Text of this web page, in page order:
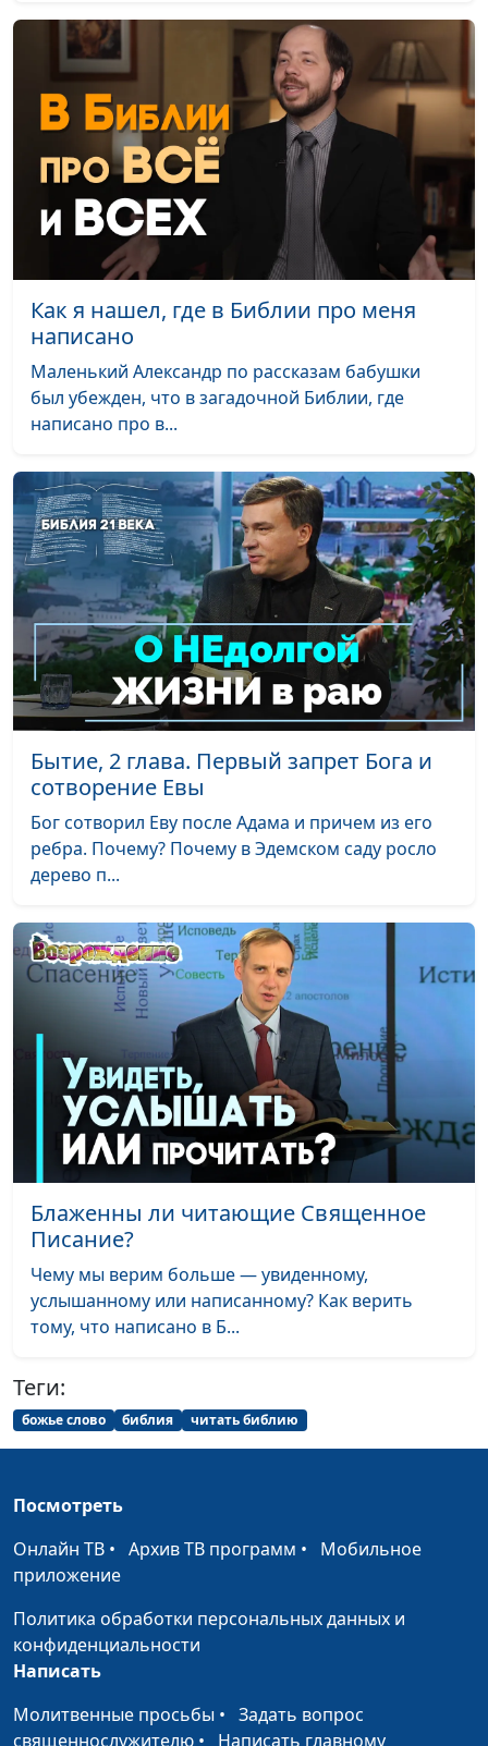
Как я нашел, где в Библии про меня
написано
Маленький Александр по рассказам бабушки
был убежден, что в загадочной Библии, где
написано про в...
Бытие, 2 глава. Первый запрет Бога и
сотворение Евы
Бог сотворил Еву после Адама и причем из его
ребра. Почему? Почему в Эдемском саду росло
дерево п...
Блаженны ли читающие Священное
Писание?
Чему мы верим больше — увиденному,
услышанному или написанному? Как верить
тому, что написано в Б...
Теги:
божье слово библия читать библию
Посмотреть
Онлайн ТВ • Архив ТВ программ • Мобильное
приложение
Политика обработки персональных данных и
конфиденциальности
Написать
Молитвенные просьбы • Задать вопрос
священнослужителю • Написать главному